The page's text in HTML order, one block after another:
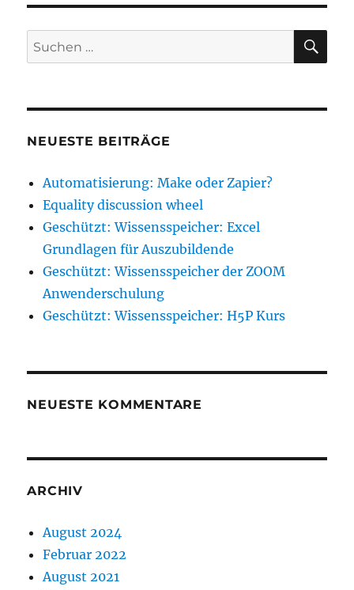
Suche
nach:
NEUESTE BEITRÄGE
Automatisierung: Make oder Zapier?
Equality discussion wheel
Geschützt: Wissensspeicher: Excel
Grundlagen für Auszubildende
Geschützt: Wissensspeicher der ZOOM
Anwenderschulung
Geschützt: Wissensspeicher: H5P Kurs
NEUESTE KOMMENTARE
ARCHIV
August 2024
Februar 2022
August 2021